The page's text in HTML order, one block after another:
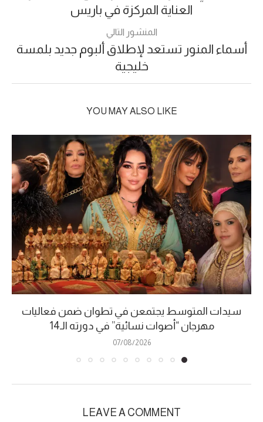
العناية المركزة في باريس
المنشور التالي
أسماء المنور تستعد لإطلاق ألبوم جديد بلمسة
خليجية
YOU MAY ALSO LIKE
سيدات المتوسط يجتمعن في تطوان ضمن فعاليات
مهرجان “أصوات نسائية” في دورته الـ14
07/08/2026
LEAVE A COMMENT